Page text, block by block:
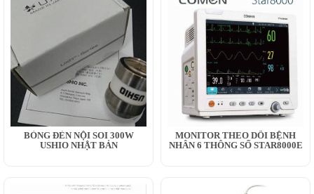
BÓNG ĐÈN NỘI SOI 300W
USHIO NHẬT BẢN
MONITOR THEO DÕI BỆNH
NHÂN 6 THÔNG SỐ STAR8000E